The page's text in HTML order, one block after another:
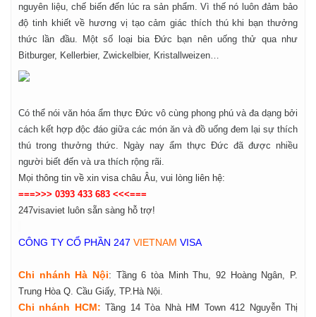
nguyên liệu, chế biến đến lúc ra sản phẩm. Vì thế nó luôn đảm bảo
độ tinh khiết về hương vị tạo cảm giác thích thú khi bạn thưởng
thức lần đầu. Một số loại bia Đức bạn nên uống thử qua như
Bitburger, Kellerbier, Zwickelbier, Kristallweizen…
Có thể nói văn hóa ẩm thực Đức vô cùng phong phú và đa dạng bởi
cách kết hợp độc đáo giữa các món ăn và đồ uống đem lại sự thích
thú trong thưởng thức. Ngày nay ẩm thực Đức đã được nhiều
người biết đến và ưa thích rộng rãi.
Mọi thông tin về xin visa châu Âu, vui lòng liên hệ:
===>>> 0393 433 683 <<<===
247visaviet luôn sẵn sàng hỗ trợ!
CÔNG TY CỔ PHẦN 247 VIETNAM VISA
Chi nhánh Hà Nội: Tầng 6 tòa Minh Thu, 92 Hoàng Ngân, P.
Trung Hòa Q. Cầu Giấy, TP.Hà Nội.
Chi nhánh HCM: Tầng 14 Tòa Nhà HM Town 412 Nguyễn Thị